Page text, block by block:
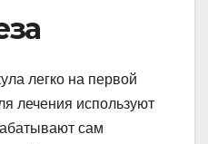
легко на первой
лечения используют
сам